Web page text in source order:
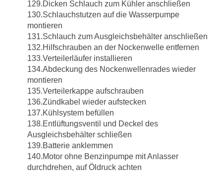
129.Dicken Schlauch zum Kühler anschließen
130.Schlauchstutzen auf die Wasserpumpe
montieren
131.Schlauch zum Ausgleichsbehälter anschließen
132.Hilfschrauben an der Nockenwelle entfernen
133.Verteilerläufer installieren
134.Abdeckung des Nockenwellenrades wieder
montieren
135.Verteilerkappe aufschrauben
136.Zündkabel wieder aufstecken
137.Kühlsystem befüllen
138.Entlüftungsventil und Deckel des
Ausgleichsbehälter schließen
139.Batterie anklemmen
140.Motor ohne Benzinpumpe mit Anlasser
durchdrehen, auf Öldruck achten